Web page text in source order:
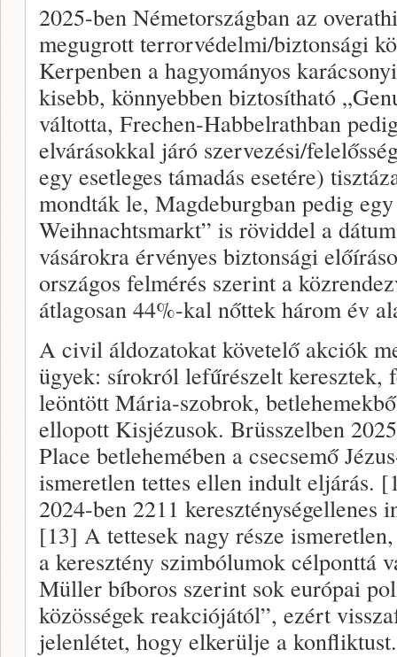
2025-ben Németországban az
megugrott terrorvédelmi/biztonsági
Kerpenben a hagyományos
kisebb, könnyebben biztosítható
váltotta, Frechen-Habbelrathban
elvárásokkal járó szervezési/
egy esetleges támadás esetére)
mondták le, Magdeburgban pedig
Weihnachtsmarkt” is röviddel a
vásárokra érvényes biztonsági
országos felmérés szerint a
átlagosan 44%-kal nőttek három év
A civil áldozatokat követelő akciók
ügyek: sírokról lefűrészelt keresztek,
leöntött Mária-szobrok,
ellopott Kisjézusok. Brüsszelben
Place betlehemében a csecsemő
ismeretlen tettes ellen indult eljárás.
2024-ben 2211 kereszténységellenes
[13] A tettesek nagy része
a keresztény szimbólumok célponttá
Müller bíboros szerint sok európai
közösségek reakciójától”, ezért
jelenlétet, hogy elkerülje a